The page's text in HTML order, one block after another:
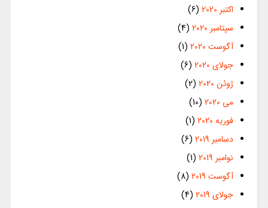
اکتبر 2020
(6)
سپتامبر 2020
(4)
آگوست 2020
(1)
جولای 2020
(6)
ژوئن 2020
(2)
می 2020
(10)
فوریه 2020
(1)
دسامبر 2019
(6)
نوامبر 2019
(1)
آگوست 2019
(8)
جولای 2019
(4)